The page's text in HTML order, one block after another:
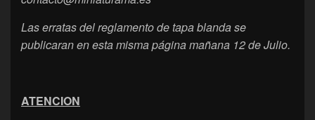
Las erratas del reglamento de tapa blanda se
publicaran en esta misma página mañana 12 de Julio.
ATENCION